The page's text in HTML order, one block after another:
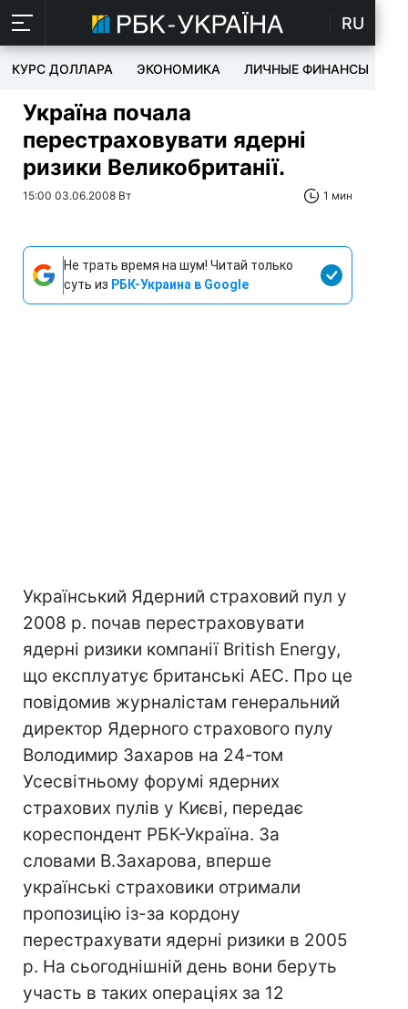
RU
КУРС ДОЛЛАРА ЭКОНОМИКА ЛИЧНЫЕ ФИНАНСЫ
Україна почала
перестраховувати ядерні
ризики Великобританії.
15:00 03.06.2008 Вт 1 мин
Не трать время на шум! Читай только
суть из РБК-Украина в Google
Український Ядерний страховий пул у
2008 р. почав перестраховувати
ядерні ризики компанії British Energy,
що експлуатує британські АЕС. Про це
повідомив журналістам генеральний
директор Ядерного страхового пулу
Володимир Захаров на 24-том
Усесвітньому форумі ядерних
страхових пулів у Києві, передає
кореспондент РБК-Україна. За
словами В.Захарова, вперше
українські страховики отримали
пропозицію із-за кордону
перестрахувати ядерні ризики в 2005
р. На сьогоднішній день вони беруть
участь в таких операціях за 12